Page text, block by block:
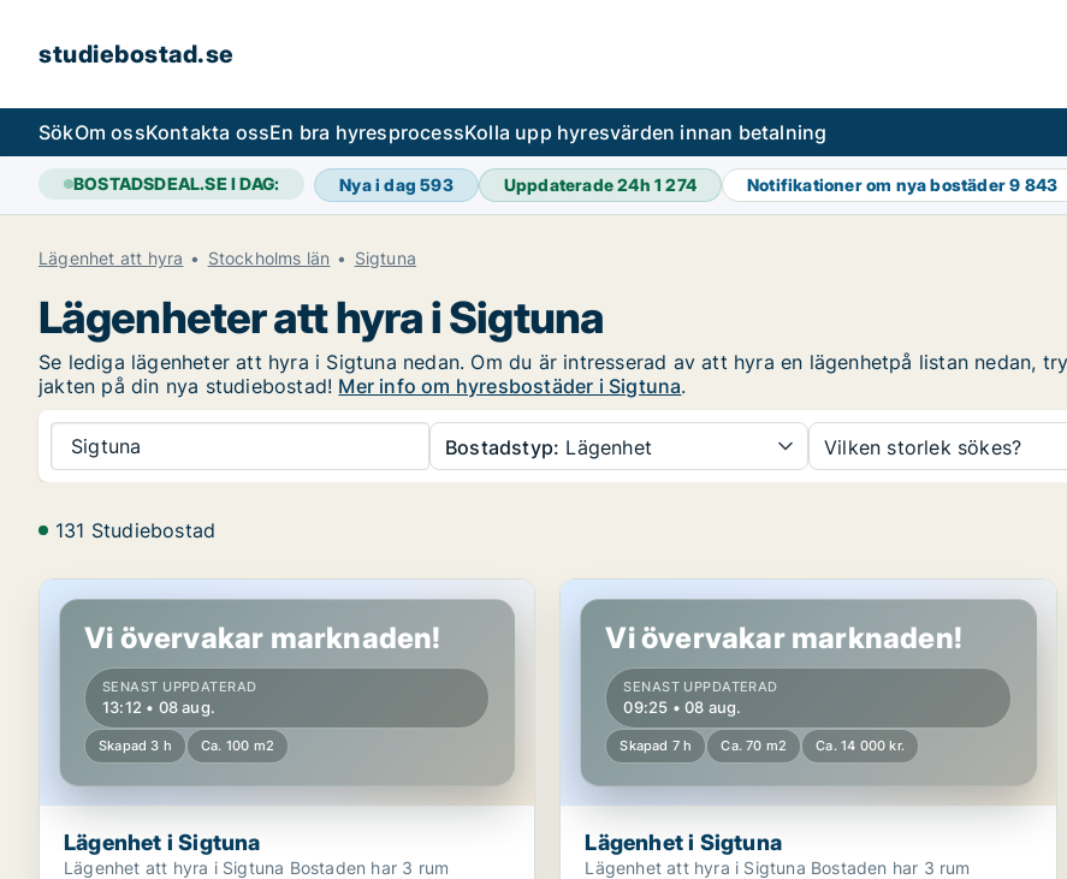
studiebostad.se
SökOm ossKontakta ossEn bra hyresprocessKolla upp hyresvärden innan betalning
BOSTADSDEAL.SE I DAG: Nya i dag593 Uppdaterade 24h1 274 Notifikationer om nya bostäder9 843
Lägenhet att hyra Stockholms län Sigtuna
Lägenheter att hyra i Sigtuna
Se lediga lägenheter att hyra i Sigtuna nedan. Om du är intresserad av att hyra en lägenhetpå listan nedan,
jakten på din nya studiebostad! Mer info om hyresbostäder i Sigtuna.
Sigtuna Bostadstyp: Lägenhet Vilken storlek sökes?
131 Studiebostad
Lägenhet i Sigtuna
Vi övervakar marknaden!
SENAST UPPDATERAD
13:12 • 08 aug.
Skapad 3 h Ca. 100 m2
Lägenhet i Sigtuna
Lägenhet att hyra i Sigtuna Bostaden har 3 rum
Lägenhet i Sigtuna
Vi övervakar marknaden!
SENAST UPPDATERAD
09:25 • 08 aug.
Skapad 7 h Ca. 70 m2 Ca. 14 000 kr.
Lägenhet i Sigtuna
Lägenhet att hyra i Sigtuna Bostaden har 3 rum